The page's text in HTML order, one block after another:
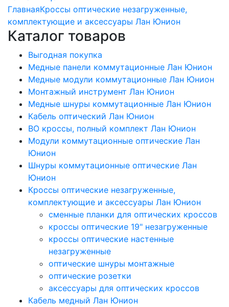
ГлавнаяКроссы оптические незагруженные,
комплектующие и аксессуары Лан Юнион
Каталог товаров
Выгодная покупка
Медные панели коммутационные Лан Юнион
Медные модули коммутационные Лан Юнион
Монтажный инструмент Лан Юнион
Медные шнуры коммутационные Лан Юнион
Кабель оптический Лан Юнион
ВО кроссы, полный комплект Лан Юнион
Модули коммутационные оптические Лан
Юнион
Шнуры коммутационные оптические Лан
Юнион
Кроссы оптические незагруженные,
комплектующие и аксессуары Лан Юнион
сменные планки для оптических кроссов
кроссы оптические 19" незагруженные
кроссы оптические настенные
незагруженные
оптические шнуры монтажные
оптические розетки
аксессуары для оптических кроссов
Кабель медный Лан Юнион